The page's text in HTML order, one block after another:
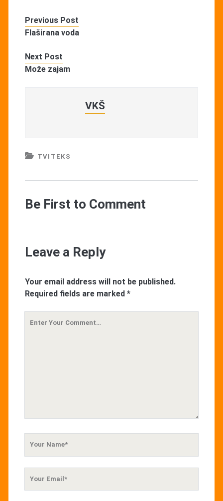
Previous Post
Flaširana voda
Next Post
Može zajam
VKŠ
TVITEKS
Be First to Comment
Leave a Reply
Your email address will not be published.
Required fields are marked *